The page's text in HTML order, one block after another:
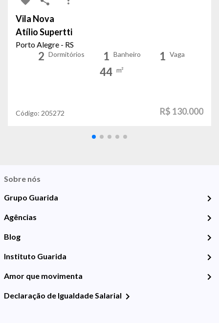
Vila Nova
Atílio Supertti
Porto Alegre - RS
2 Dormitórios 1 Banheiro 1 Vaga
44 m²
Código: 205272 R$ 130.000
Sobre nós
Grupo Guarida
Agências
Blog
Instituto Guarida
Amor que movimenta
Declaração de Igualdade Salarial